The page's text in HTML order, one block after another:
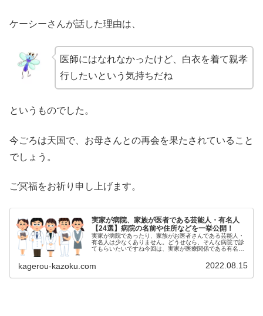
ケーシーさんが話した理由は、
医師にはなれなかったけど、白衣を着て親孝
行したいという気持ちだね
というものでした。
今ごろは天国で、お母さんとの再会を果たされていること
でしょう。
ご冥福をお祈り申し上げます。
実家が病院、家族が医者である芸能人・有名人
【24選】病院の名前や住所などを一挙公開！
実家が病院であったり、家族がお医者さんである芸能人・
有名人は少なくありません。どうせなら、そんな病院で診
てもらいたいですね今回は、実家が医療関係である有名人
kagerou-kazoku.com 2022.08.15